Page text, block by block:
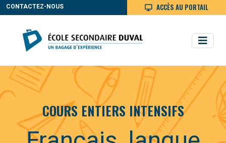
CONTACTEZ-NOUS ACCÈS AU PORTAIL
COURS ENTIERS INTENSIFS